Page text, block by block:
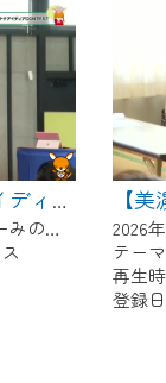
【美濃加茂】デイトナアイディアCONTEST
2026年5月25日週 ウィークリーみのかもにて放送
【
テー
再生
登録